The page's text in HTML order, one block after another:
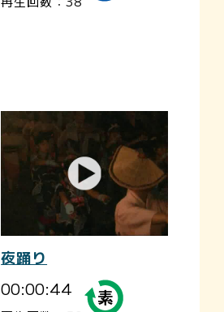
夜踊り
00:00:44